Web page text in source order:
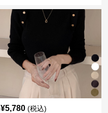
¥5,780 (税込)